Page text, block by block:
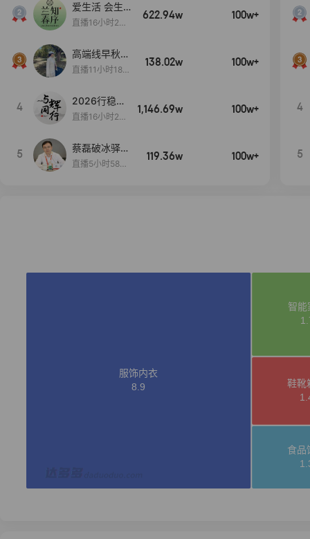
爱生活 会生
活
直播16小时24
622.94w 100w+
高端线早秋现
货首发
直播11小时18分
138.02w 100w+
4
2026行稳致
远
直播16小时20
1,146.69w 100w+
5
蔡磊破冰驿站
直播间好物分
直播5小时58分
119.36w 100w+
4
5